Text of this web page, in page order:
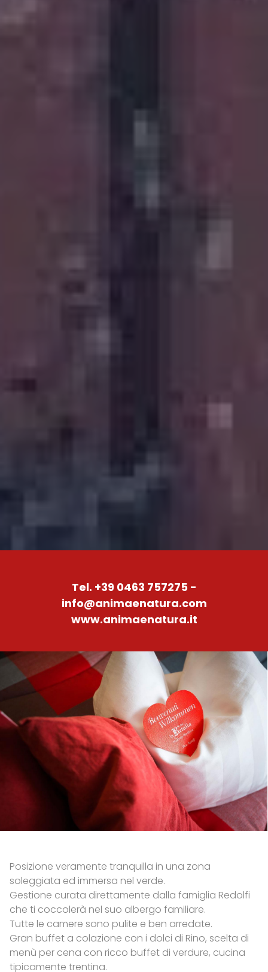
Tel. +39 0463 757275 -
info@animaenatura.com
www.animaenatura.it
Posizione veramente tranquilla in una zona
soleggiata ed immersa nel verde.
Gestione curata direttamente dalla famiglia Redolfi
che ti coccolerà nel suo albergo familiare.
Tutte le camere sono pulite e ben arredate.
Gran buffet a colazione con i dolci di Rino, scelta di
menù per cena con ricco buffet di verdure, cucina
tipicamente trentina.